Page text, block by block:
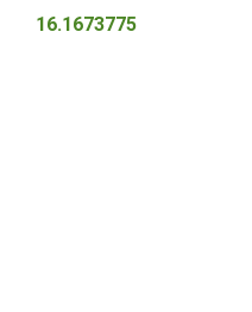
16.1673775